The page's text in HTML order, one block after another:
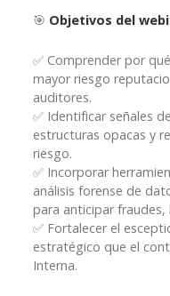
🎯 Objetivos del
✅ Comprender por
mayor riesgo
auditores.
✅ Identificar señales
estructuras opacas y
riesgo.
✅ Incorporar
análisis forense de
para anticipar fraudes,
✅ Fortalecer el
estratégico que el
Interna.